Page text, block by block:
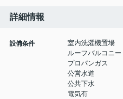
詳細情報
設備条件
室内洗濯機置場
ルーフバルコニー
プロパンガス
公営水道
公共下水
電気有